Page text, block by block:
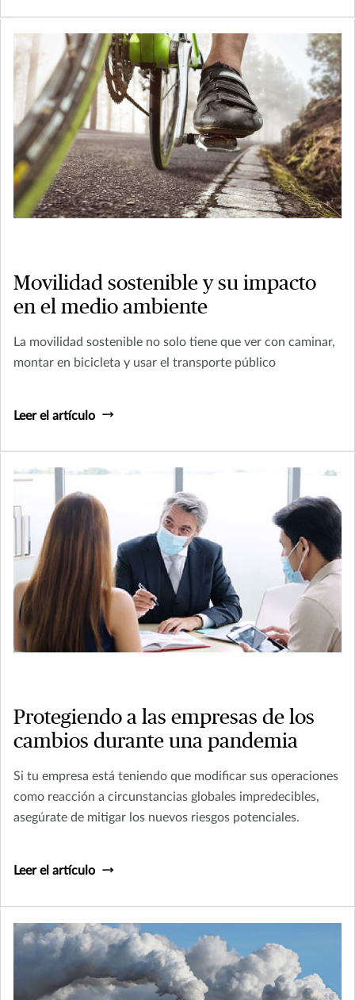
Movilidad sostenible y su impacto
en el medio ambiente
La movilidad sostenible no solo tiene que ver con caminar,
montar en bicicleta y usar el transporte público
Leer el artículo
Protegiendo a las empresas de los
cambios durante una pandemia
Si tu empresa está teniendo que modificar sus operaciones
como reacción a circunstancias globales impredecibles,
asegúrate de mitigar los nuevos riesgos potenciales.
Leer el artículo